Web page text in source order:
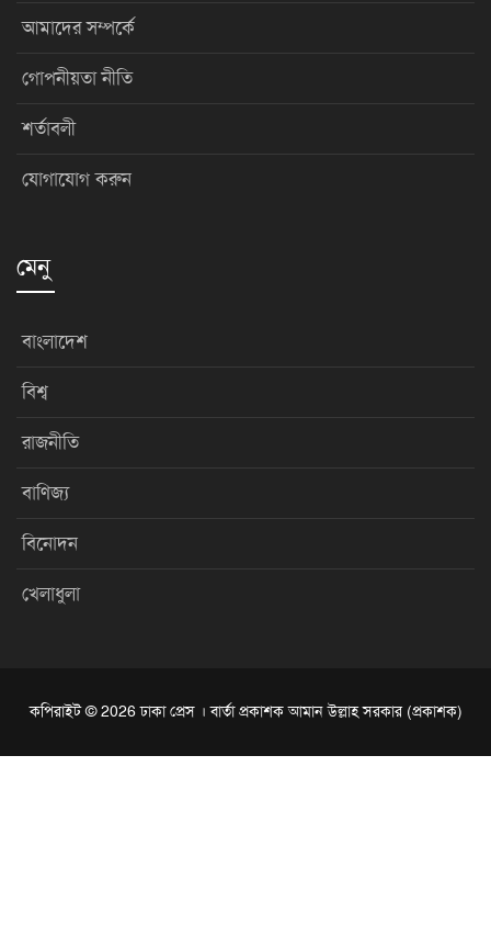
আমাদের সম্পর্কে
গোপনীয়তা নীতি
শর্তাবলী
যোগাযোগ করুন
মেনু
বাংলাদেশ
বিশ্ব
রাজনীতি
বাণিজ্য
বিনোদন
খেলাধুলা
কপিরাইট © 2026 ঢাকা প্রেস । বার্তা প্রকাশক আমান উল্লাহ সরকার (প্রকাশক)